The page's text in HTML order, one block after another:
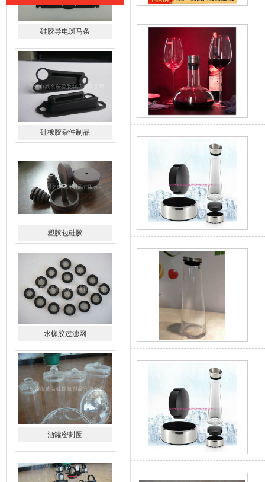
硅橡胶杂件制品
塑胶包硅胶
水橡胶过滤网
酒罐密封圈